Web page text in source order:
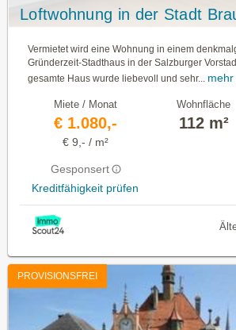
Loftwohnung in der Stadt
Vermietet wird eine Wohnung in einem
Gründerzeit-Stadthaus in der Salzburger
gesamte Haus wurde liebevoll und sehr...
Miete / Monat
€ 1.080,-
€ 9,- / m²
Gesponsert
Kreditfähigkeit prüfen
Wohnfläche
112 m²
PROVISIONSFREI